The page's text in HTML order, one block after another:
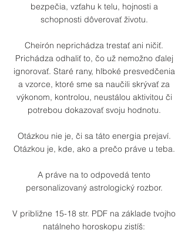
bezpečia, vzťahu k telu, hojnosti a
schopnosti dôverovať životu.
Cheirón neprichádza trestať ani ničiť.
Prichádza odhaliť to, čo už nemožno ďalej
ignorovať. Staré rany, hlboké presvedčenia
a vzorce, ktoré sme sa naučili skrývať za
výkonom, kontrolou, neustálou aktivitou či
potrebou dokazovať svoju hodnotu.
Otázkou nie je, či sa táto energia prejaví.
Otázkou je, kde, ako a prečo práve u teba.
A práve na to odpovedá tento
personalizovaný astrologický rozbor.
V približne 15-18 str. PDF na základe tvojho
natálneho horoskopu zistíš: